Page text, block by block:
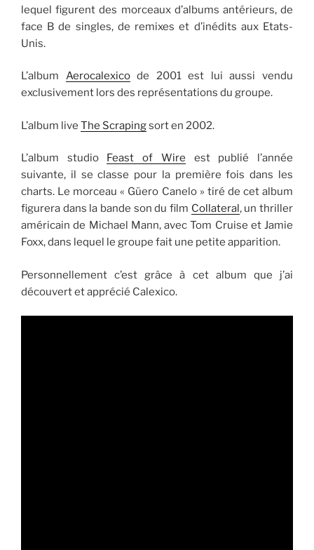
lequel figurent des morceaux d’albums antérieurs, de
face B de singles, de remixes et d’inédits aux Etats-
Unis.
L’album Aerocalexicode 2001 est lui aussi vendu
exclusivement lors des représentations du groupe.
L’album live The Scrapingsort en 2002.
L’album studio Feast of Wire est publié l’année
suivante, il se classe pour la première fois dans les
charts. Le morceau « Güero Canelo » tiré de cet album
figurera dans la bande son du film Collateral, un thriller
américain de Michael Mann, avec Tom Cruise et Jamie
Foxx, dans lequel le groupe fait une petite apparition.
Personnellement c’est grâce à cet album que j’ai
découvert et apprécié Calexico.